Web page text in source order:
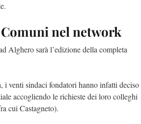
nel network
Alghero sarà l’edizione della completa
i venti sindaci fondatori hanno infatti deciso
accogliendo le richieste dei loro colleghi
cui Castagneto).